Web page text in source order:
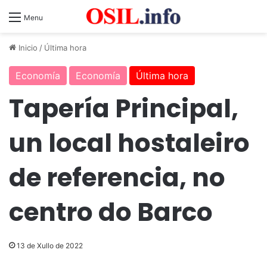
Menu
Inicio / Última hora
Economía Economía Última hora
Tapería Principal,
un local hostaleiro
de referencia, no
centro do Barco
13 de Xullo de 2022